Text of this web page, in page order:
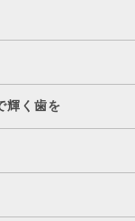
く歯を